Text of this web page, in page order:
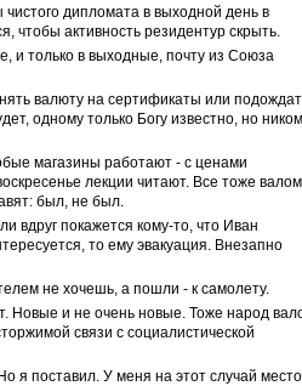
чистого дипломата в выходной день в
чтобы активность резидентур скрыть.
и только в выходные, почту из Союза
валюту на сертификаты или
одному только Богу известно, но
магазины работают - с ценами
лекции читают. Все тоже валом
был, не был.
вдруг покажется кому-то, что Иван
то ему эвакуация. Внезапно
не хочешь, а пошли - к самолету.
Новые и не очень новые. Тоже народ
связи с социалистической
я поставил. У меня на этот случай место